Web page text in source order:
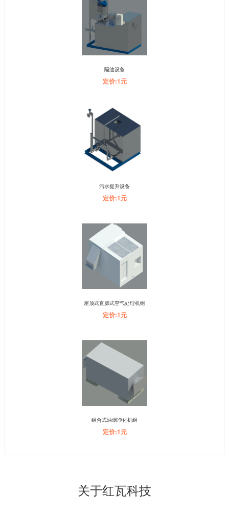
隔油设备
定价:1元
污水提升设备
定价:1元
屋顶式直膨式空气处理机组
定价:1元
组合式油烟净化机组
定价:1元
关于红瓦科技